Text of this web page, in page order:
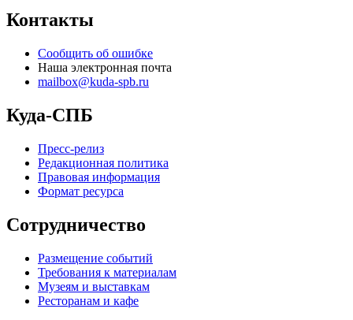
Контакты
Сообщить об ошибке
Наша электронная почта
mailbox@kuda-spb.ru
Куда-СПБ
Пресс-релиз
Редакционная политика
Правовая информация
Формат ресурса
Сотрудничество
Размещение событий
Требования к материалам
Музеям и выставкам
Ресторанам и кафе